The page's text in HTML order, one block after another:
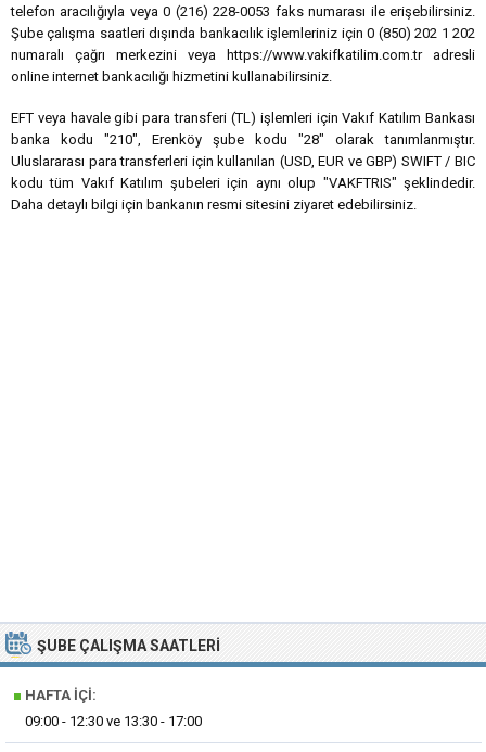
telefon aracılığıyla veya 0 (216) 228-0053 faks numarası ile erişebilirsiniz.
Şube çalışma saatleri dışında bankacılık işlemleriniz için 0 (850) 202 1 202
numaralı çağrı merkezini veya https://www.vakifkatilim.com.tr adresli
online internet bankacılığı hizmetini kullanabilirsiniz.
EFT veya havale gibi para transferi (TL) işlemleri için Vakıf Katılım Bankası
banka kodu "210", Erenköy şube kodu "28" olarak tanımlanmıştır.
Uluslararası para transferleri için kullanılan (USD, EUR ve GBP) SWIFT / BIC
kodu tüm Vakıf Katılım şubeleri için aynı olup "VAKFTRIS" şeklindedir.
Daha detaylı bilgi için bankanın resmi sitesini ziyaret edebilirsiniz.
ŞUBE ÇALIŞMA SAATLERI
■ HAFTA İÇI:
09:00 - 12:30 ve 13:30 - 17:00